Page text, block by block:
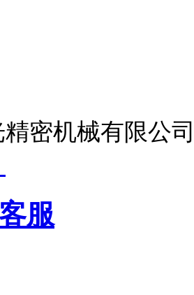
精密机械有限公
服